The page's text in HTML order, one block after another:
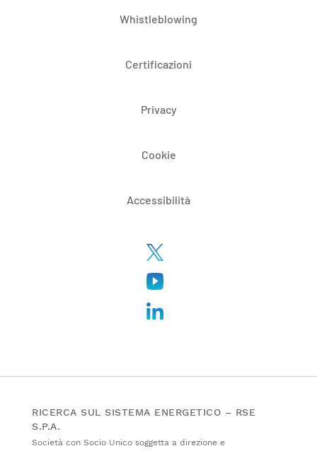
Whistleblowing
Certificazioni
Privacy
Cookie
Accessibilità
RICERCA SUL SISTEMA ENERGETICO – RSE
S.P.A.
Società con Socio Unico soggetta a direzione e